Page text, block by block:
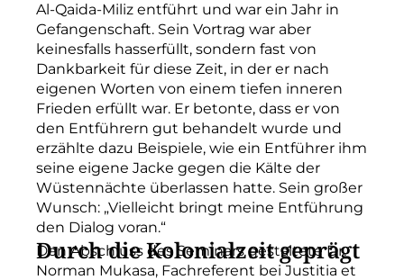
Al-Qaida-Miliz entführt und war ein Jahr in
Gefangenschaft. Sein Vortrag war aber
keinesfalls hasserfüllt, sondern fast von
Dankbarkeit für diese Zeit, in der er nach
eigenen Worten von einem tiefen inneren
Frieden erfüllt war. Er betonte, dass er von
den Entführern gut behandelt wurde und
erzählte dazu Beispiele, wie ein Entführer ihm
seine eigene Jacke gegen die Kälte der
Wüstennächte überlassen hatte. Sein großer
Wunsch: „Vielleicht bringt meine Entführung
den Dialog voran.“
Durch die Kolonialzeit geprägt
Den Abschluss des Seminars gestaltete Dr.
Norman Mukasa, Fachreferent bei Justitia et